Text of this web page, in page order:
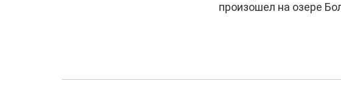
произошел на озере